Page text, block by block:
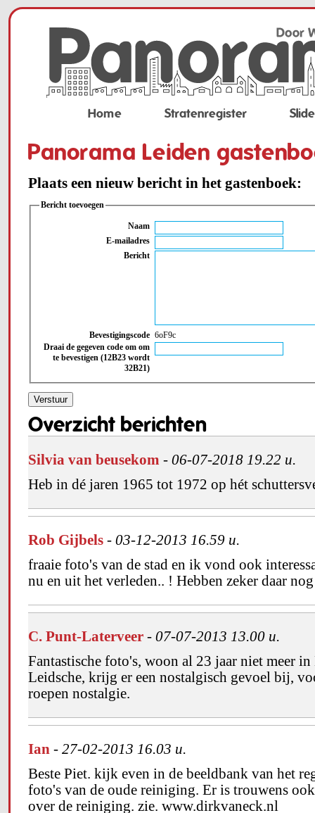
Home Stratenregister
Panorama Leiden
Plaats een nieuw bericht in het gastenboek:
Bericht toevoegen
Naam
E-mailadres
Bericht
Bevestigingscode 6oF9c
Draai de gegeven code om om
te bevestigen (12B23 wordt
32B21)
Overzicht berichten
Silvia van beusekom - 06-07-2018 19.22 u.
Heb in dé jaren 1965 tot 1972 op hét
Rob Gijbels - 03-12-2013 16.59 u.
fraaie foto's van de stad en ik vond ook
nu en uit het verleden.. ! Hebben zeker daar
C. Punt-Laterveer - 07-07-2013 13.00 u.
Fantastische foto's, woon al 23 jaar niet meer
Leidsche, krijg er een nostalgisch gevoel bij,
roepen nostalgie.
Ian - 27-02-2013 16.03 u.
Beste Piet. kijk even in de beeldbank van het
foto's van de oude reiniging. Er is trouwens
over de reiniging. zie. www.dirkvaneck.nl